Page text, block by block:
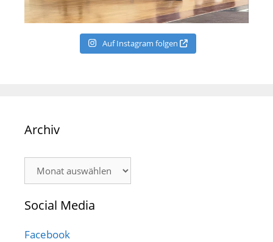
Auf Instagram folgen
Archiv
Social Media
Facebook